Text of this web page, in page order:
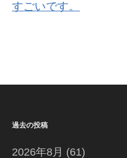
稿
すごいです。
過去の投稿
2026年8月 (61)